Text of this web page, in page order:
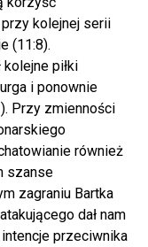
kolejnej serii
(11:8).
piłki
i ponownie
Przy zmienności
również
szanse
zagraniu Bartka
dał nam
przeciwnika